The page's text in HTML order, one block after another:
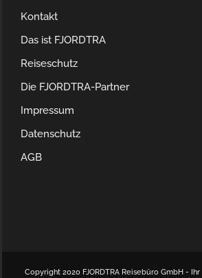
Kontakt
Das ist FJORDTRA
Reiseschutz
Die FJORDTRA-Partner
Impressum
Datenschutz
AGB
Copyright 2020 FJORDTRA Reisebüro GmbH -